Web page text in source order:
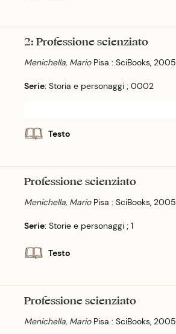
2: Professione scienziato
Menichella, Mario Pisa : SciBooks, 2005
Serie: Storia e personaggi ; 0002
Testo
Professione scienziato
Menichella, Mario Pisa : SciBooks, 2005
Serie: Storie e personaggi ; 1
Testo
Professione scienziato
Menichella, Mario Pisa : SciBooks, 2005